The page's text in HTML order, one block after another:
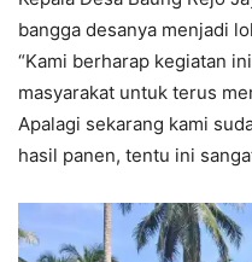
bangga desanya menjadi
“Kami berharap kegiatan
masyarakat untuk terus
Apalagi sekarang kami
hasil panen, tentu ini